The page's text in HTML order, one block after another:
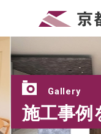
Gallery
施工事例